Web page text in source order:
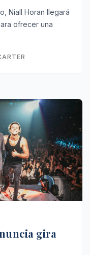
Niall Horan llegará
ofrecer una
gira